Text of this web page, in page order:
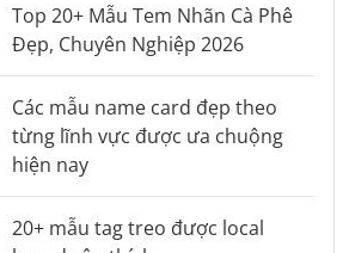
Top 20+ Mẫu Tem Nhãn Cà Phê
Đẹp, Chuyên Nghiệp 2026
Các mẫu name card đẹp theo
từng lĩnh vực được ưa chuộng
hiện nay
20+ mẫu tag treo được local